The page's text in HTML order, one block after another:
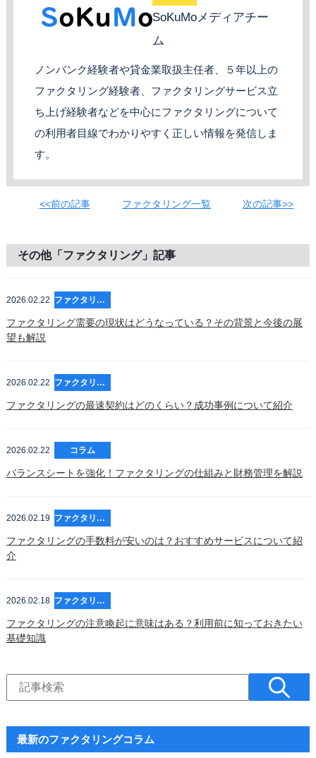
SoKuMoメディアチー
ム
ノンバンク経験者や貸金業取扱主任者、５年以上の
ファクタリング経験者、ファクタリングサービス立
ち上げ経験者などを中心にファクタリングについて
の利用者目線でわかりやすく正しい情報を発信しま
す。
<<前の記事 ファクタリング一覧 次の記事>>
その他「ファクタリング」記事
2026.02.22 ファクタリング
ファクタリング需要の現状はどうなっている？その背景と今後の展
望も解説
2026.02.22 ファクタリング
ファクタリングの最速契約はどのくらい？成功事例について紹介
2026.02.22 コラム
バランスシートを強化！ファクタリングの仕組みと財務管理を解説
2026.02.19 ファクタリング
ファクタリングの手数料が安いのは？おすすめサービスについて紹
介
2026.02.18 ファクタリング
ファクタリングの注意喚起に意味はある？利用前に知っておきたい
基礎知識
最新のファクタリングコラム